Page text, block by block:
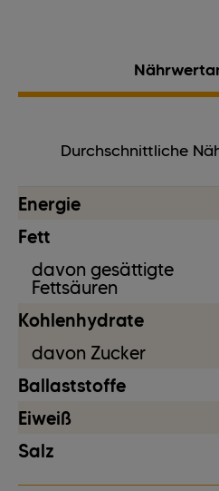
Durchschnittliche
Energie
Fett
davon gesättigte
Fettsäuren
Kohlenhydrate
davon Zucker
Ballaststoffe
Eiweiß
Salz